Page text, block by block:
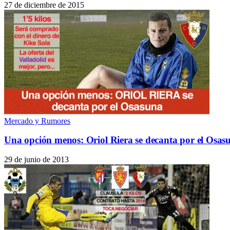
27 de diciembre de 2015
Mercado y Rumores
Una opción menos: Oriol Riera se decanta por el
29 de junio de 2013